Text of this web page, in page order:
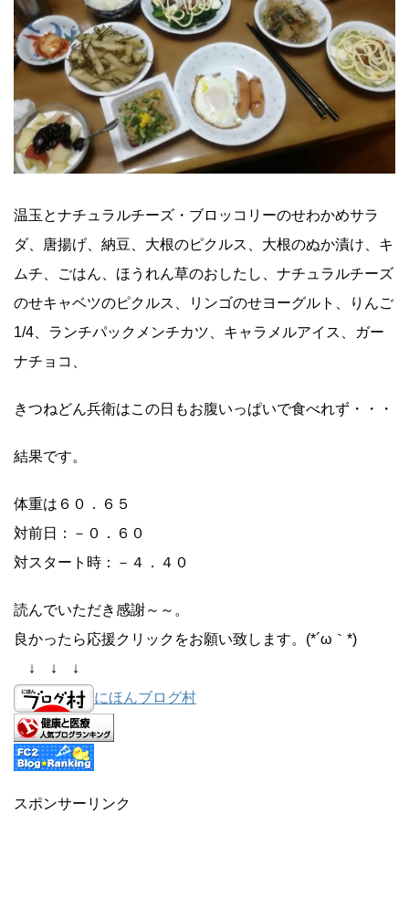
温玉とナチュラルチーズ・ブロッコリーのせわかめサラ
ダ、唐揚げ、納豆、大根のピクルス、大根のぬか漬け、キ
ムチ、ごはん、ほうれん草のおしたし、ナチュラルチーズ
のせキャベツのピクルス、リンゴのせヨーグルト、りんご
1/4、ランチパックメンチカツ、キャラメルアイス、ガー
ナチョコ、
きつねどん兵衛はこの日もお腹いっぱいで食べれず・・・
結果です。
体重は６０．６５
対前日：－０．６０
対スタート時：－４．４０
読んでいただき感謝～～。
良かったら応援クリックをお願い致します。(*´ω｀*)
↓ ↓ ↓
にほんブログ村
スポンサーリンク